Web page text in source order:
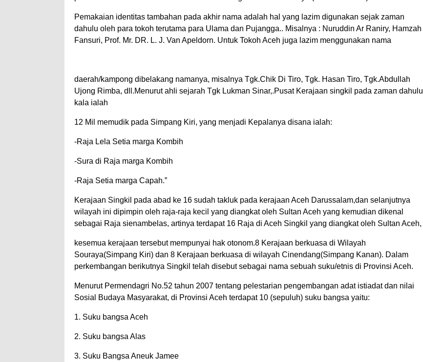
Pemakaian identitas tambahan pada akhir nama adalah hal yang lazim digunakan sejak zaman
dahulu oleh para tokoh terutama para Ulama dan Pujangga.. Misalnya : Nuruddin Ar Raniry, Hamzah
Fansuri, Prof. Mr. DR. L. J. Van Apeldorn. Untuk Tokoh Aceh juga lazim menggunakan nama
daerah/kampong dibelakang namanya, misalnya Tgk.Chik Di Tiro, Tgk. Hasan Tiro, Tgk.Abdullah
Ujong Rimba, dll.Menurut ahli sejarah Tgk Lukman Sinar,.Pusat Kerajaan singkil pada zaman dahulu
kala ialah
12 Mil memudik pada Simpang Kiri, yang menjadi Kepalanya disana ialah:
-Raja Lela Setia marga Kombih
-Sura di Raja marga Kombih
-Raja Setia marga Capah.”
Kerajaan Singkil pada abad ke 16 sudah takluk pada kerajaan Aceh Darussalam,dan selanjutnya
wilayah ini dipimpin oleh raja-raja kecil yang diangkat oleh Sultan Aceh yang kemudian dikenal
sebagai Raja sienambelas, artinya terdapat 16 Raja di Aceh Singkil yang diangkat oleh Sultan Aceh,
kesemua kerajaan tersebut mempunyai hak otonom.8 Kerajaan berkuasa di Wilayah
Souraya(Simpang Kiri) dan 8 Kerajaan berkuasa di wilayah Cinendang(Simpang Kanan). Dalam
perkembangan berikutnya Singkil telah disebut sebagai nama sebuah suku/etnis di Provinsi Aceh.
Menurut Permendagri No.52 tahun 2007 tentang pelestarian pengembangan adat istiadat dan nilai
Sosial Budaya Masyarakat, di Provinsi Aceh terdapat 10 (sepuluh) suku bangsa yaitu:
1. Suku bangsa Aceh
2. Suku bangsa Alas
3. Suku Bangsa Aneuk Jamee